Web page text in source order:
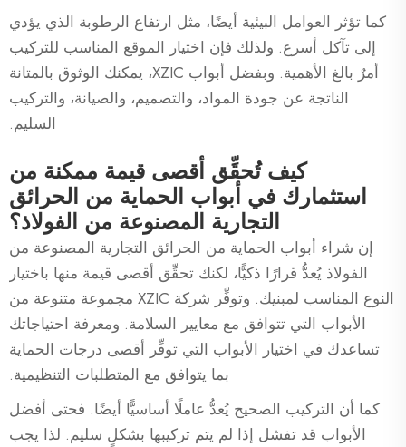
كما تؤثر العوامل البيئية أيضًا، مثل ارتفاع الرطوبة الذي يؤدي
إلى تآكل أسرع. ولذلك فإن اختيار الموقع المناسب للتركيب
أمرٌ بالغ الأهمية. وبفضل أبواب XZIC، يمكنك الوثوق بالمتانة
الناتجة عن جودة المواد، والتصميم، والصيانة، والتركيب
السليم.
كيف تُحقِّق أقصى قيمة ممكنة من
استثمارك في أبواب الحماية من الحرائق
التجارية المصنوعة من الفولاذ؟
إن شراء أبواب الحماية من الحرائق التجارية المصنوعة من
الفولاذ يُعدُّ قرارًا ذكيًّا، لكنك تحقِّق أقصى قيمة منها باختيار
النوع المناسب لمبنيك. وتوفِّر شركة XZIC مجموعة متنوعة من
الأبواب التي تتوافق مع معايير السلامة. ومعرفة احتياجاتك
تساعدك في اختيار الأبواب التي توفِّر أقصى درجات الحماية
بما يتوافق مع المتطلبات التنظيمية.
كما أن التركيب الصحيح يُعدُّ عاملًا أساسيًّا أيضًا. فحتى أفضل
الأبواب قد تفشل إذا لم يتم تركيبها بشكلٍ سليم. لذا يجب